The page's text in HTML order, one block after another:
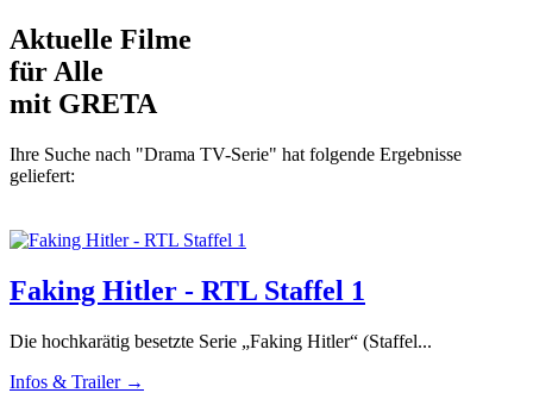
Aktuelle Filme
für Alle
mit GRETA
Ihre Suche nach "Drama TV-Serie" hat folgende Ergebnisse
geliefert:
Faking Hitler - RTL Staffel 1
Die hochkarätig besetzte Serie „Faking Hitler“ (Staffel...
Infos & Trailer →